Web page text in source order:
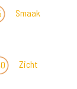
Smaak
Zicht